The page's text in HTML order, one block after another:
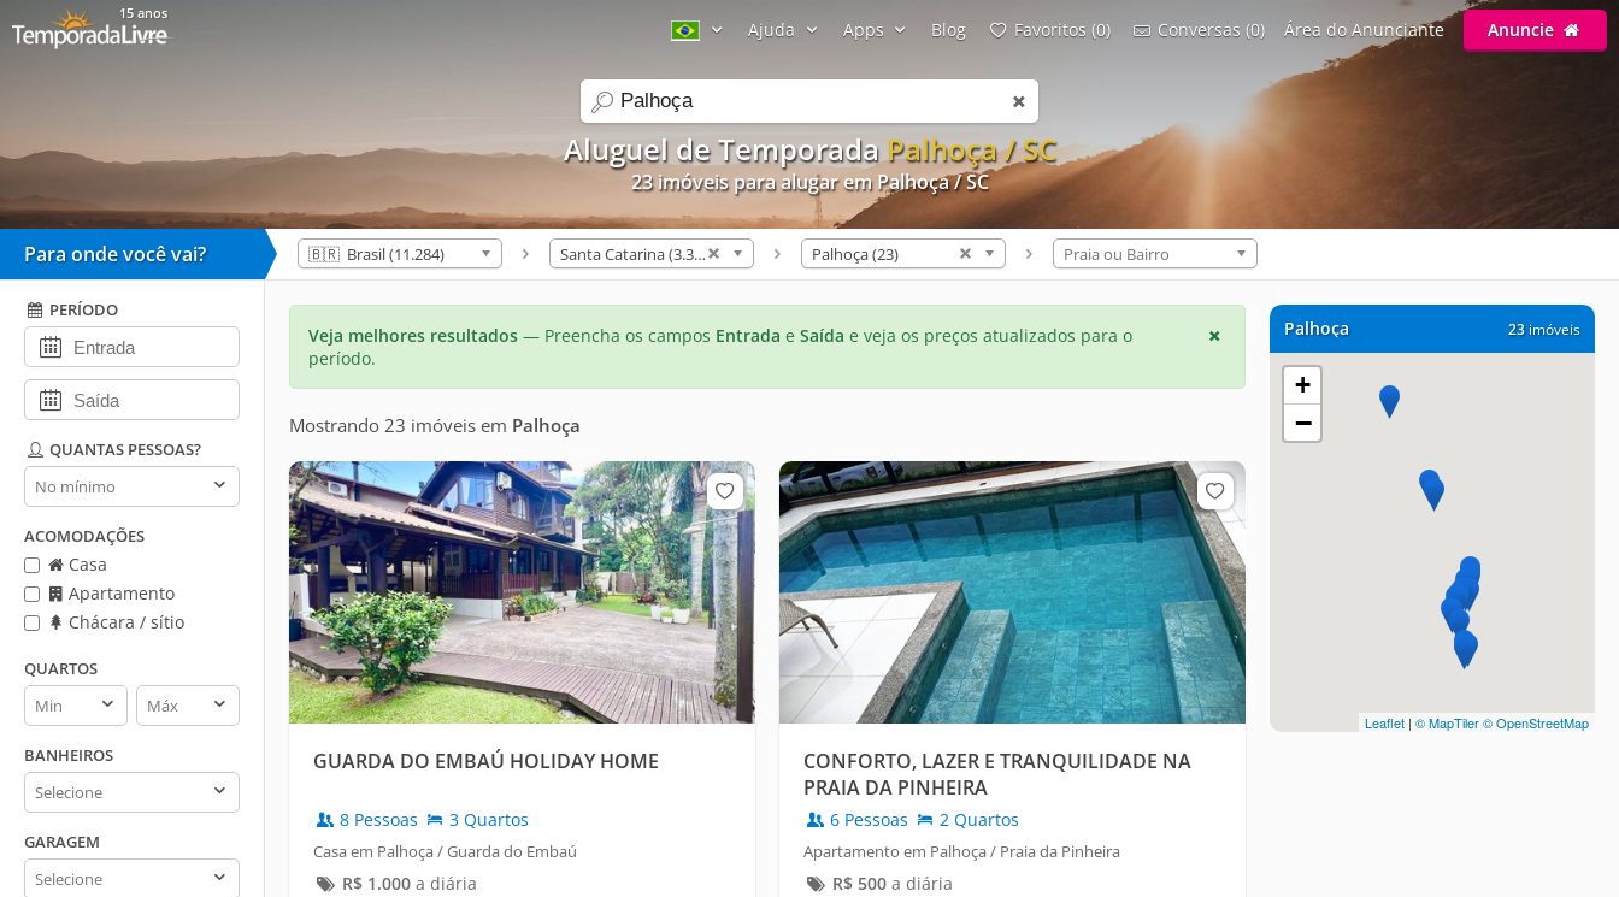
Aluguel de Temporada Palhoça / SC
23 imóveis para alugar em Palhoça / SC
search
15 anos
Ajuda Apps Blog Favoritos (0) Conversas (0) Área do Anunciante Anuncie
Para onde você vai? 🇧🇷 Brasil (11.284) Santa Catarina (3.308) Palhoça (23) Praia ou Bairro
PERÍODO
QUANTAS PESSOAS?
Quantas
pessoas?
ACOMODAÇÕES
Casa
Apartamento
Chácara / sítio
QUARTOS
Quartos
min
Quartos
max
BANHEIROS
Banheiros
GARAGEM
Garagem
23imóveis
Palhoça
+
−
Leaflet | © MapTiler© OpenStreetMap
Veja melhores resultados — Preencha os campos Entrada e Saída e veja os preços atualizados para o
período.
Mostrando 23 imóveis em Palhoça
GUARDA DO EMBAÚ HOLIDAY HOME
8 Pessoas 3 Quartos
Casa em Palhoça / Guarda do Embaú
R$ 1.000a diária
CONFORTO, LAZER E TRANQUILIDADE NA
PRAIA DA PINHEIRA
6 Pessoas 2 Quartos
Apartamento em Palhoça / Praia da Pinheira
R$ 500a diária